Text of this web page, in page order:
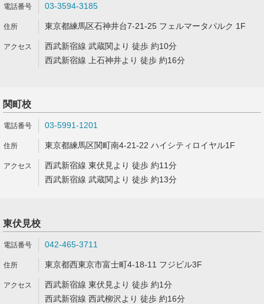
03-3594-3185
東京都練馬区石神井台7-21-25 フェルマータパルク 1F
西武新宿線 武蔵関より 徒歩 約10分
西武新宿線 上石神井より 徒歩 約16分
関町校
03-5991-1201
東京都練馬区関町南4-21-22 ハイシティロイヤル1F
西武新宿線 東伏見より 徒歩 約11分
西武新宿線 武蔵関より 徒歩 約13分
東伏見校
042-465-3711
東京都西東京市富士町4-18-11 フジビル3F
西武新宿線 東伏見より 徒歩 約1分
西武新宿線 西武柳沢より 徒歩 約16分